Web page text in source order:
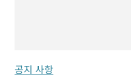
공지 사항